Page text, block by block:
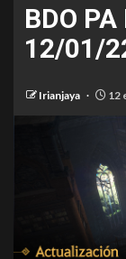
BDO
12/01/
Irianjaya 12